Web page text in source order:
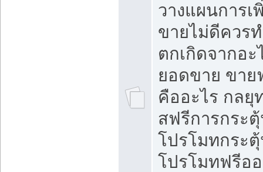
วางแผนการ
ขายไม่ดีควร
ตกเกิดจากอะ
ยอดขาย ขาย
คืออะไร กลยุ
สฟรีการกระ
โปรโมทกระ
โปรโมทฟรีอ